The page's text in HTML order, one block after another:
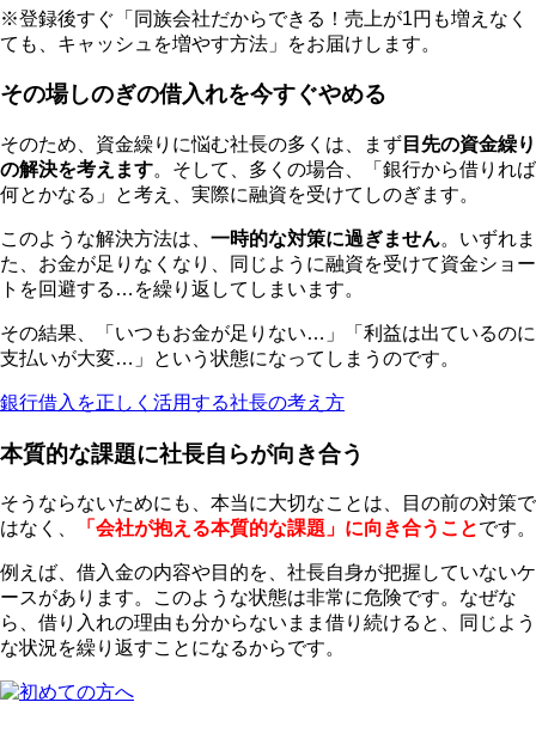
※登録後すぐ「同族会社だからできる！売上が1円も増えなく
ても、キャッシュを増やす方法」をお届けします。
その場しのぎの借入れを今すぐやめる
そのため、資金繰りに悩む社長の多くは、まず 目先の資金繰り
の解決を考えます。そして、多くの場合、「銀行から借りれば
何とかなる」と考え、実際に融資を受けてしのぎます。
このような解決方法は、 一時的な対策に過ぎません。いずれま
た、お金が足りなくなり、同じように融資を受けて資金ショー
トを回避する…を繰り返してしまいます。
その結果、「いつもお金が足りない…」「利益は出ているのに
支払いが大変…」という状態になってしまうのです。
銀行借入を正しく活用する社長の考え方
本質的な課題に社長自らが向き合う
そうならないためにも、本当に大切なことは、目の前の対策で
はなく、
「会社が抱える本質的な課題」に向き合うことです。
例えば、借入金の内容や目的を、社長自身が把握していないケ
ースがあります。このような状態は非常に危険です。なぜな
ら、借り入れの理由も分からないまま借り続けると、同じよう
な状況を繰り返すことになるからです。